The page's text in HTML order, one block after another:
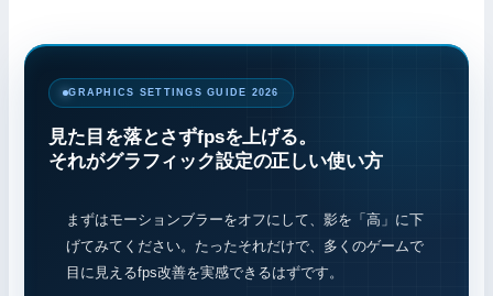
GRAPHICS SETTINGS GUIDE 2026
見た目を落とさずfpsを上げる。
それがグラフィック設定の正しい使い方
まずはモーションブラーをオフにして、影を「高」に下
げてみてください。たったそれだけで、多くのゲームで
目に見えるfps改善を実感できるはずです。